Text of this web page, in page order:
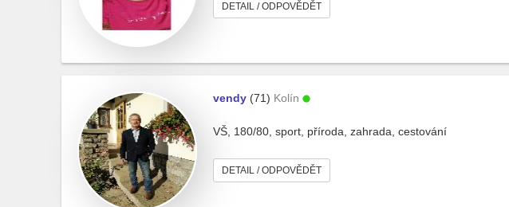
DETAIL / ODPOVĚDĚT
vendy (71) Kolín
VŠ, 180/80, sport, příroda, zahrada, cestování
DETAIL / ODPOVĚDĚT